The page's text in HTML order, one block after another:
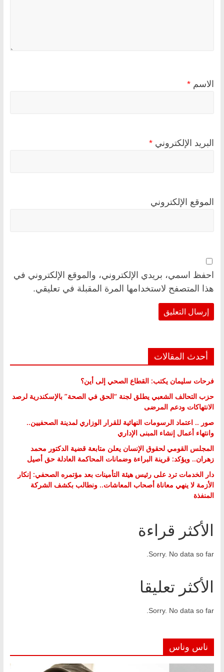
الاسم *
البريد الإلكتروني *
الموقع الإلكتروني
احفظ اسمي، بريدي الإلكتروني، والموقع الإلكتروني في
هذا المتصفح لاستخدامها المرة المقبلة في تعليقي.
أحدث المقالات
فرحات سليمان يكتب: القطاع الصحي إلى أين؟
حزب التحالف الشعبي يطلق لجنة “الحق في الصحة” بالإسكندرية لرصد
الانتهاكات ودعم المرضى
صور .. اعتماد الرسومات النهائية للقرار الوزاري لمدينة الصحفيين..
وانتهاء أعمال إنشاء المبنى الإداري
المجلس القومي لحقوق الإنسان يعلن متابعة قضية الدكتور محمد
زهران.. ويؤكد: قرينة البراءة وضمانات المحاكمة العادلة حق أصيل
دار الخدمات ترد على رئيس هيئة التأمينات بعد مؤتمره الصحفي: إنكار
الأزمة لا ينهي معاناة أصحاب المعاشات.. ونطالب بكشف الشركة
المنفذة
الأكثر قراءة
Sorry. No data so far.
الأكثر تعليقا
Sorry. No data so far.
ناس وناس